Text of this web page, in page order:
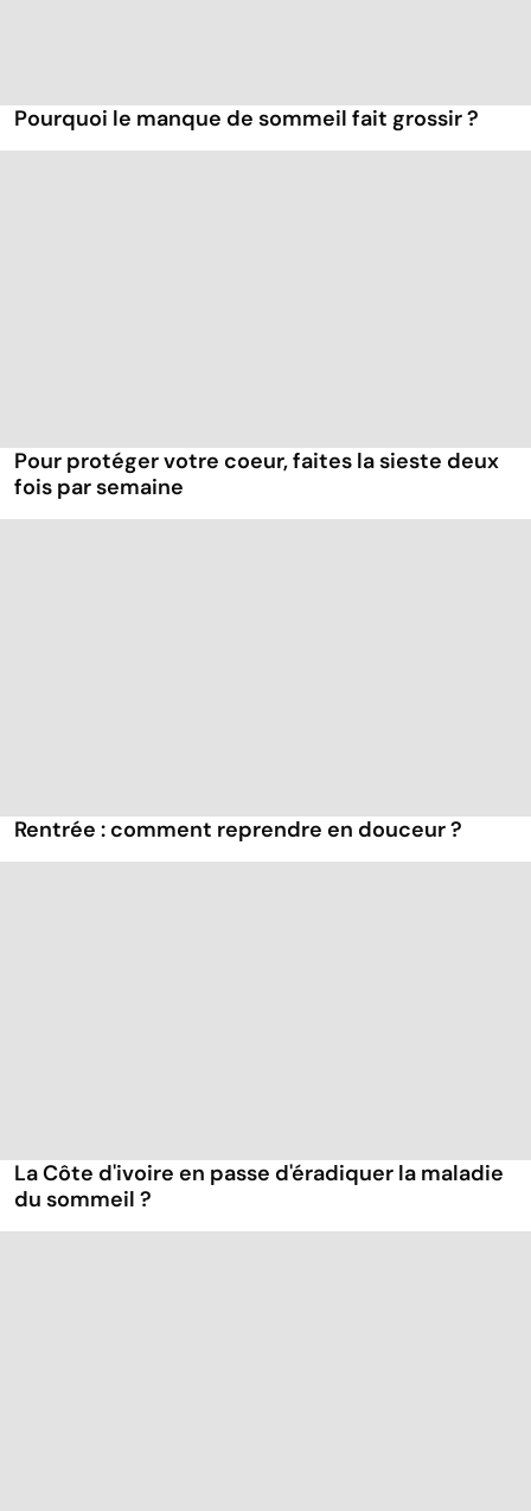
Pourquoi le manque de sommeil fait grossir ?
Pour protéger votre coeur, faites la sieste deux
fois par semaine
Rentrée : comment reprendre en douceur ?
La Côte d'ivoire en passe d'éradiquer la maladie
du sommeil ?